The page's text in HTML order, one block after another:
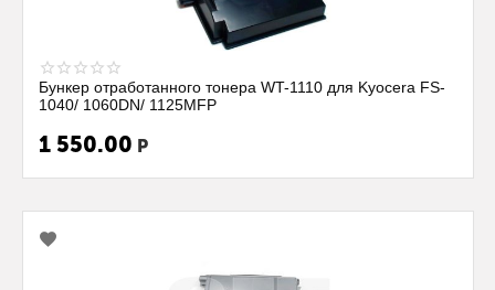
Бункер отработанного тонера WT-1110 для Kyocera FS-
1040/ 1060DN/ 1125MFP
1 550.00 Р